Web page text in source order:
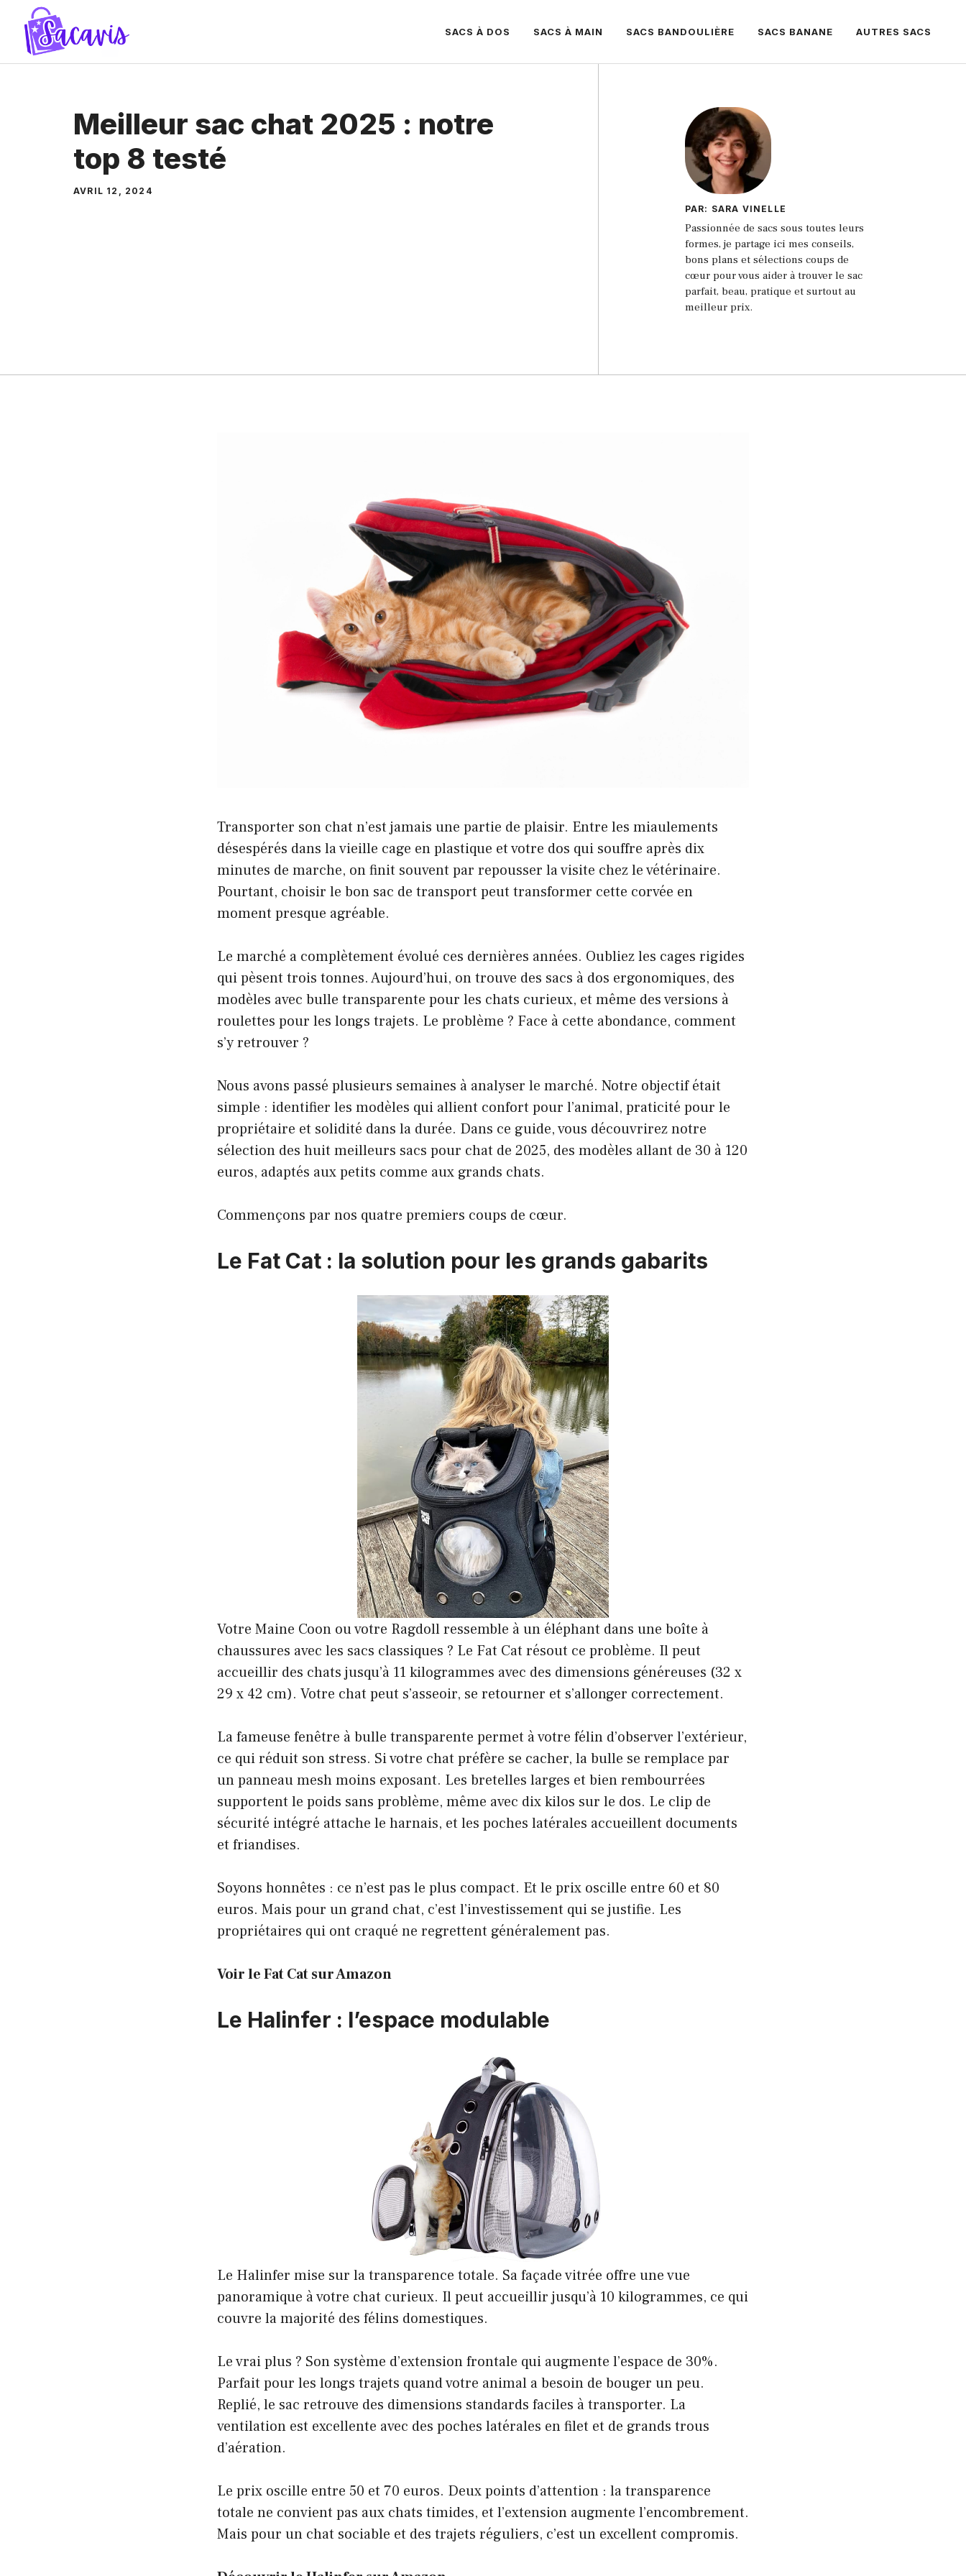
contenu
SACS À DOS SACS À MAIN SACS BANDOULIÈRE SACS BANANE AUTRES SACS
Meilleur sac chat 2025 : notre
top 8 testé
AVRIL 12, 2024
PAR: SARA VINELLE
Passionnée de sacs sous toutes leurs
formes, je partage ici mes conseils,
bons plans et sélections coups de
cœur pour vous aider à trouver le sac
parfait, beau, pratique et surtout au
meilleur prix.
Transporter son chat n’est jamais une partie de plaisir. Entre les miaulements
désespérés dans la vieille cage en plastique et votre dos qui souffre après dix
minutes de marche, on finit souvent par repousser la visite chez le vétérinaire.
Pourtant, choisir le bon sac de transport peut transformer cette corvée en
moment presque agréable.
Le marché a complètement évolué ces dernières années. Oubliez les cages rigides
qui pèsent trois tonnes. Aujourd’hui, on trouve des sacs à dos ergonomiques, des
modèles avec bulle transparente pour les chats curieux, et même des versions à
roulettes pour les longs trajets. Le problème ? Face à cette abondance, comment
s’y retrouver ?
Nous avons passé plusieurs semaines à analyser le marché. Notre objectif était
simple : identifier les modèles qui allient confort pour l’animal, praticité pour le
propriétaire et solidité dans la durée. Dans ce guide, vous découvrirez notre
sélection des huit meilleurs sacs pour chat de 2025, des modèles allant de 30 à 120
euros, adaptés aux petits comme aux grands chats.
Commençons par nos quatre premiers coups de cœur.
Le Fat Cat : la solution pour les grands gabarits
Votre Maine Coon ou votre Ragdoll ressemble à un éléphant dans une boîte à
chaussures avec les sacs classiques ? Le Fat Cat résout ce problème. Il peut
accueillir des chats jusqu’à 11 kilogrammes avec des dimensions généreuses (32 x
29 x 42 cm). Votre chat peut s’asseoir, se retourner et s’allonger correctement.
La fameuse fenêtre à bulle transparente permet à votre félin d’observer l’extérieur,
ce qui réduit son stress. Si votre chat préfère se cacher, la bulle se remplace par
un panneau mesh moins exposant. Les bretelles larges et bien rembourrées
supportent le poids sans problème, même avec dix kilos sur le dos. Le clip de
sécurité intégré attache le harnais, et les poches latérales accueillent documents
et friandises.
Soyons honnêtes : ce n’est pas le plus compact. Et le prix oscille entre 60 et 80
euros. Mais pour un grand chat, c’est l’investissement qui se justifie. Les
propriétaires qui ont craqué ne regrettent généralement pas.
Voir le Fat Cat sur Amazon
Le Halinfer : l’espace modulable
Le Halinfer mise sur la transparence totale. Sa façade vitrée offre une vue
panoramique à votre chat curieux. Il peut accueillir jusqu’à 10 kilogrammes, ce qui
couvre la majorité des félins domestiques.
Le vrai plus ? Son système d’extension frontale qui augmente l’espace de 30%.
Parfait pour les longs trajets quand votre animal a besoin de bouger un peu.
Replié, le sac retrouve des dimensions standards faciles à transporter. La
ventilation est excellente avec des poches latérales en filet et de grands trous
d’aération.
Le prix oscille entre 50 et 70 euros. Deux points d’attention : la transparence
totale ne convient pas aux chats timides, et l’extension augmente l’encombrement.
Mais pour un chat sociable et des trajets réguliers, c’est un excellent compromis.